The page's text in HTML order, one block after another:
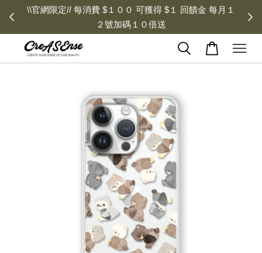
\\官網限定// 每消費 $１００ 可獲得 $１ 回饋金 每月１
２號加碼１０倍送